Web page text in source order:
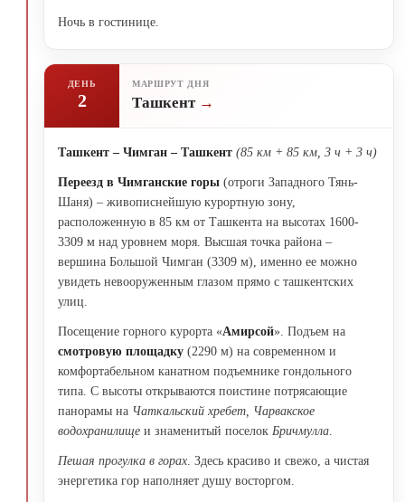
Ночь в гостинице.
ДЕНЬ
2
МАРШРУТ ДНЯ
Ташкент
Ташкент – Чимган – Ташкент (85 км + 85 км, 3 ч + 3 ч)
Переезд в Чимганские горы (отроги Западного Тянь-
Шаня) – живописнейшую курортную зону,
расположенную в 85 км от Ташкента на высотах 1600-
3309 м над уровнем моря. Высшая точка района –
вершина Большой Чимган (3309 м), именно ее можно
увидеть невооруженным глазом прямо с ташкентских
улиц.
Посещение горного курорта «Амирсой». Подъем на
смотровую площадку (2290 м) на современном и
комфортабельном канатном подъемнике гондольного
типа. С высоты открываются поистине потрясающие
панорамы на Чаткальский хребет, Чарвакское
водохранилище и знаменитый поселок Бричмулла
Пешая прогулка в горах . Здесь красиво и свежо, а чистая
энергетика гор наполняет душу восторгом.